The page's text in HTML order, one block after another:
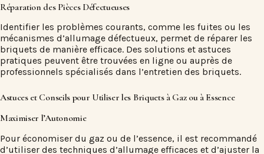
Réparation des Pièces Défectueuses
Identifier les problèmes courants, comme les fuites ou les
mécanismes d’allumage défectueux, permet de réparer les
briquets de manière efficace. Des solutions et astuces
pratiques peuvent être trouvées en ligne ou auprès de
professionnels spécialisés dans l’entretien des briquets.
Astuces et Conseils pour Utiliser les Briquets à Gaz ou à Essence
Maximiser l’Autonomie
Pour économiser du gaz ou de l’essence, il est recommandé
d’utiliser des techniques d’allumage efficaces et d’ajuster la